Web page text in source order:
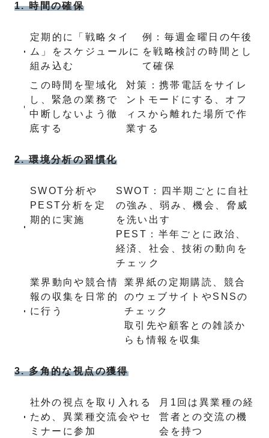
1. 時間の確保
定期的に「戦略タイ
ム」をスケジュールに
組み込む
例：毎週金曜日の午後
を戦略検討の時間とし
て確保
この時間を聖域化
し、緊急の業務で
中断しないよう徹
底する
対策：携帯電話をサイレ
ントモードにする、オフ
ィスから離れた場所で作
業する
2. 環境分析の習慣化
SWOT分析や
PEST分析を定
期的に実施
SWOT：四半期ごとに自社
の強み、弱み、機会、脅威
を洗い出す
PEST：半年ごとに政治、
経済、社会、技術の動向を
チェック
業界動向や競合情
報の収集を日常的
に行う
業界紙の定期購読、競合
のウェブサイトやSNSの
チェック
取引先や顧客との雑談か
らも情報を収集
3. 多角的な視点の獲得
社外の視点を取り入れる
ため、異業種交流会やセ
ミナーに参加
月1回は異業種の経
営者との交流の機
会を持つ